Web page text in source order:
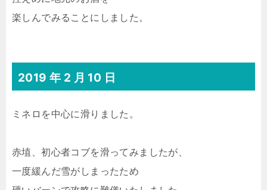
楽しんでみることにしました。
2019 年 2 月 10 日
ミネロを中心に滑りました。
赤埴、初心者コブを滑ってみましたが、
一度緩んだ雪がしまったため